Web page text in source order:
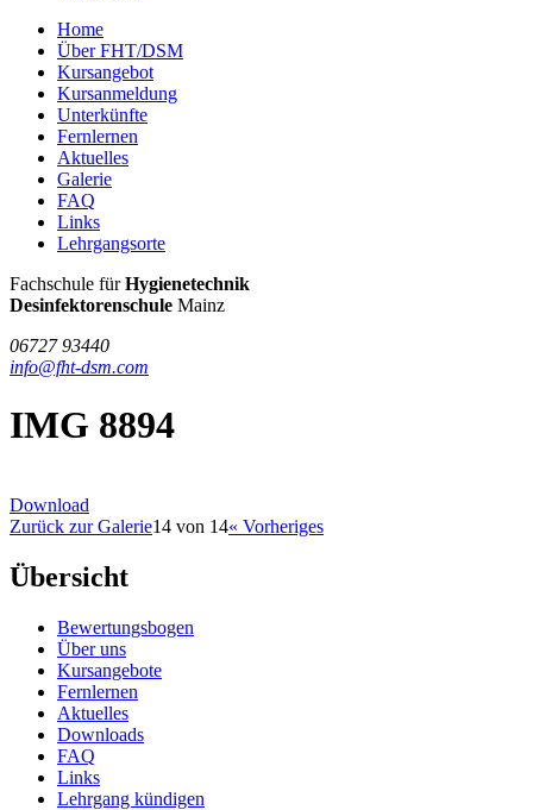
Hauptmenü
Home
Über FHT/DSM
Kursangebot
Kursanmeldung
Unterkünfte
Fernlernen
Aktuelles
Galerie
FAQ
Links
Lehrgangsorte
FHT
/
Fachschule fürHygienetechnik
Desinfektorenschule Mainz
06727 93440
info@fht-dsm.com
IMG 8894
Download
Zurück zur Galerie14 von 14« Vorheriges
Übersicht
Bewertungsbogen
Über uns
Kursangebote
Fernlernen
Aktuelles
Downloads
FAQ
Links
Lehrgang kündigen